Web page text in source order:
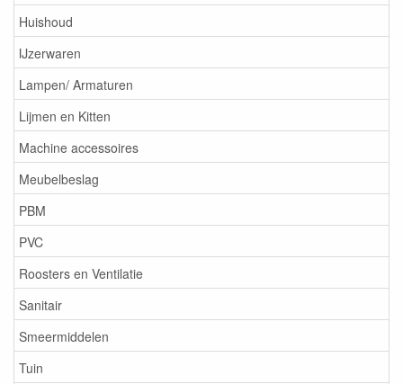
Huishoud
IJzerwaren
Lampen/ Armaturen
Lijmen en Kitten
Machine accessoires
Meubelbeslag
PBM
PVC
Roosters en Ventilatie
Sanitair
Smeermiddelen
Tuin